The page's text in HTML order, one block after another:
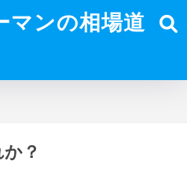
マンの相場道
？